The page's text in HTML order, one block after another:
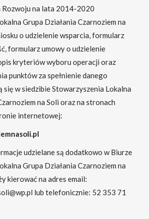
Rozwoju na lata 2014-2020
Grupa Działania Czarnoziem na
o udzielenie wsparcia, formularz
formularz umowy o udzielenie
kryteriów wyboru operacji oraz
punktów za spełnienie danego
się w siedzibie Stowarzyszenia Lokalna
na Soli oraz na stronach
internetowej:
udzielane są dodatkowo w Biurze
Grupa Działania Czarnoziem na
kierować na adres email:
lub telefonicznie: 52 353 71